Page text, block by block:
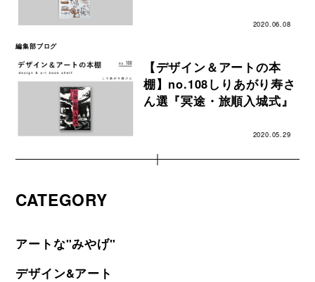
2020.06.08
編集部ブログ
【デザイン＆アートの本
棚】no.108しりあがり寿さ
ん選『冥途・旅順入城式』
2020.05.29
CATEGORY
アートな"みやげ"
デザイン&アート